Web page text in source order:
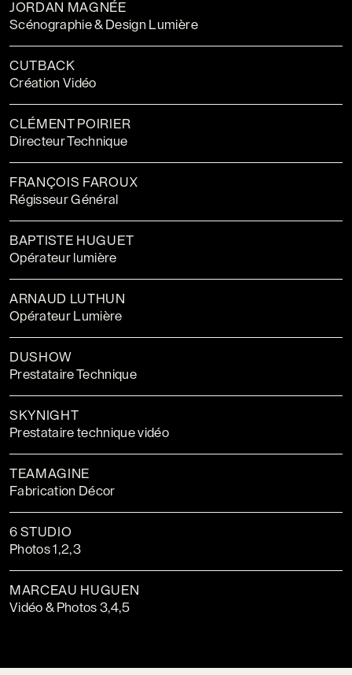
JORDAN MAGNÉE
Scénographie & Design Lumière
CUTBACK
Création Vidéo
CLÉMENT POIRIER
Directeur Technique
FRANÇOIS FAROUX
Régisseur Général
BAPTISTE HUGUET
Opérateur lumière
ARNAUD LUTHUN
Opérateur Lumière
DUSHOW
Prestataire Technique
SKYNIGHT
Prestataire technique vidéo
TEAMAGINE
Fabrication Décor
6 STUDIO
Photos 1,2,3
MARCEAU HUGUEN
Vidéo & Photos 3,4,5